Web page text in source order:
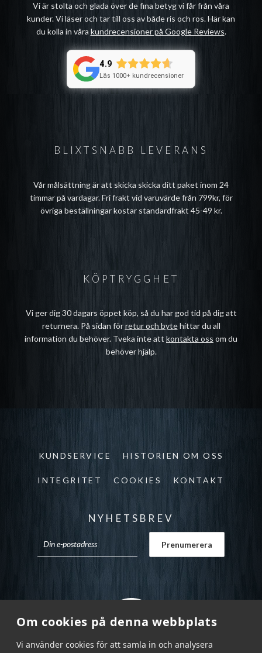
Om cookies på denna webbplats
Vi använder cookies för att samla in och analysera
BLIXTSNABB LEVERANS
Vår målsättning är att skicka skicka ditt paket inom 24
timmar på vardagar. Fri frakt vid varuvärde från 799kr, för
övriga beställningar kostar standardfrakt 45-49 kr.
Vi är stolta och glada över de fina betyg vi får från våra
kunder. Vi läser och tar till oss av både ris och ros. Här kan
du kolla in våra kundrecensioner på Google Reviews.
4.9
Läs 1000+ kundrecensioner
KÖPTRYGGHET
Vi ger dig 30 dagars öppet köp, så du har god tid på dig att
returnera. På sidan förretur och bytehittar du all
information du behöver. Tveka inte att kontakta oss om du
behöver hjälp.
KUNDSERVICE HISTORIEN OM OSS
INTEGRITET COOKIES KONTAKT
NYHETSBREV